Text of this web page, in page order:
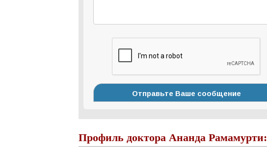
Профиль доктора Ананда Рамамурти: